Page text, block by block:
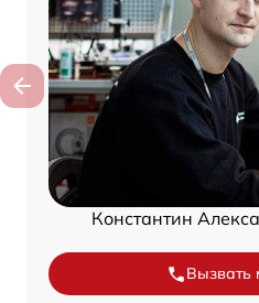
Константин
Вызвать